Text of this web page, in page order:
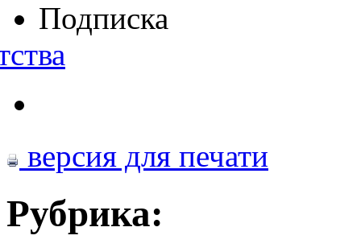
Подписка
версия для печати
Рубрика: